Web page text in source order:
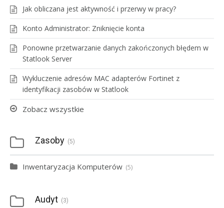
Jak obliczana jest aktywność i przerwy w pracy?
Konto Administrator: Zniknięcie konta
Ponowne przetwarzanie danych zakończonych błędem w
Statlook Server
Wykluczenie adresów MAC adapterów Fortinet z
identyfikacji zasobów w Statlook
Zobacz wszystkie
Zasoby 5
Inwentaryzacja Komputerów 5
Audyt 3